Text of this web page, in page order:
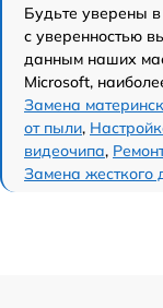
Будьте уверены
с уверенностью
данным наших
Microsoft,
Замена
от пыли,
видеочипа,
Замена жесткого